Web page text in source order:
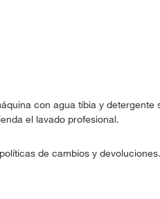
con agua tibia y detergente
el lavado profesional.
de cambios y devoluciones.